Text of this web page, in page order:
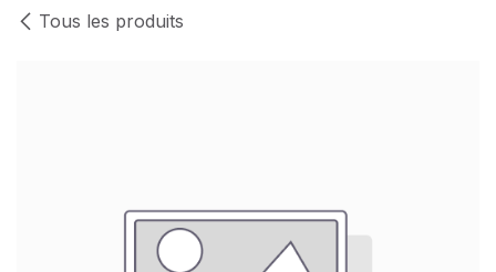
Tous les produits